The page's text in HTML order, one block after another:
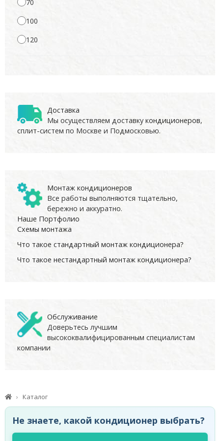
70
100
120
Доставка
Мы осуществляем доставку кондиционеров,
сплит-систем по Москве и Подмосковью.
Монтаж кондиционеров
Все работы выполняются тщательно,
бережно и аккуратно.
Наше Портфолио
Схемы монтажа
Что такое стандартный монтаж кондиционера?
Что такое нестандартный монтаж кондиционера?
Обслуживание
Доверьтесь лучшим
высококвалифицированным специалистам
компании
Каталог
Не знаете, какой кондиционер выбрать?